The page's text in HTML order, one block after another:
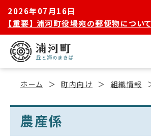
2026年07月16日
【重要】 浦河町役場宛の郵便物について
ホーム 町内向け 組織情報
農産係